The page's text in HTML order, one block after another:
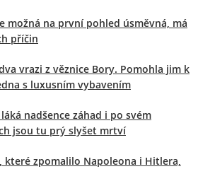
možná na první pohled úsměvná, má
příčin
vrazi z věznice Bory. Pomohla jim k
s luxusním vybavením
nadšence záhad i po svém
jsou tu prý slyšet mrtví
které zpomalilo Napoleona i Hitlera,